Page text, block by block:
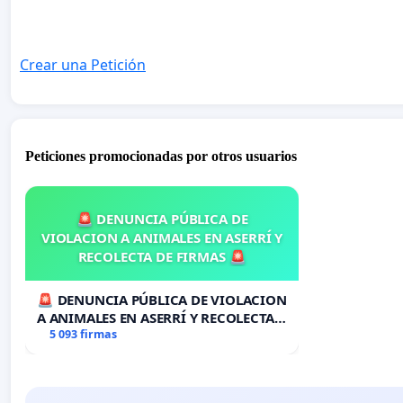
Crear una Petición
Peticiones promocionadas por otros usuarios
🚨 DENUNCIA PÚBLICA DE
VIOLACION A ANIMALES EN ASERRÍ Y
RECOLECTA DE FIRMAS 🚨
🚨 DENUNCIA PÚBLICA DE VIOLACION
A ANIMALES EN ASERRÍ Y RECOLECTA
DE FIRMAS 🚨
5 093 firmas